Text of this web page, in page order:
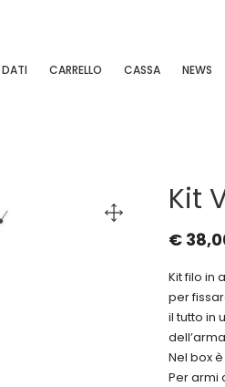
CARRELLO CASSA NEWS
Kit
€
Kit filo in
per
il tutto in
Nel box
Per armi